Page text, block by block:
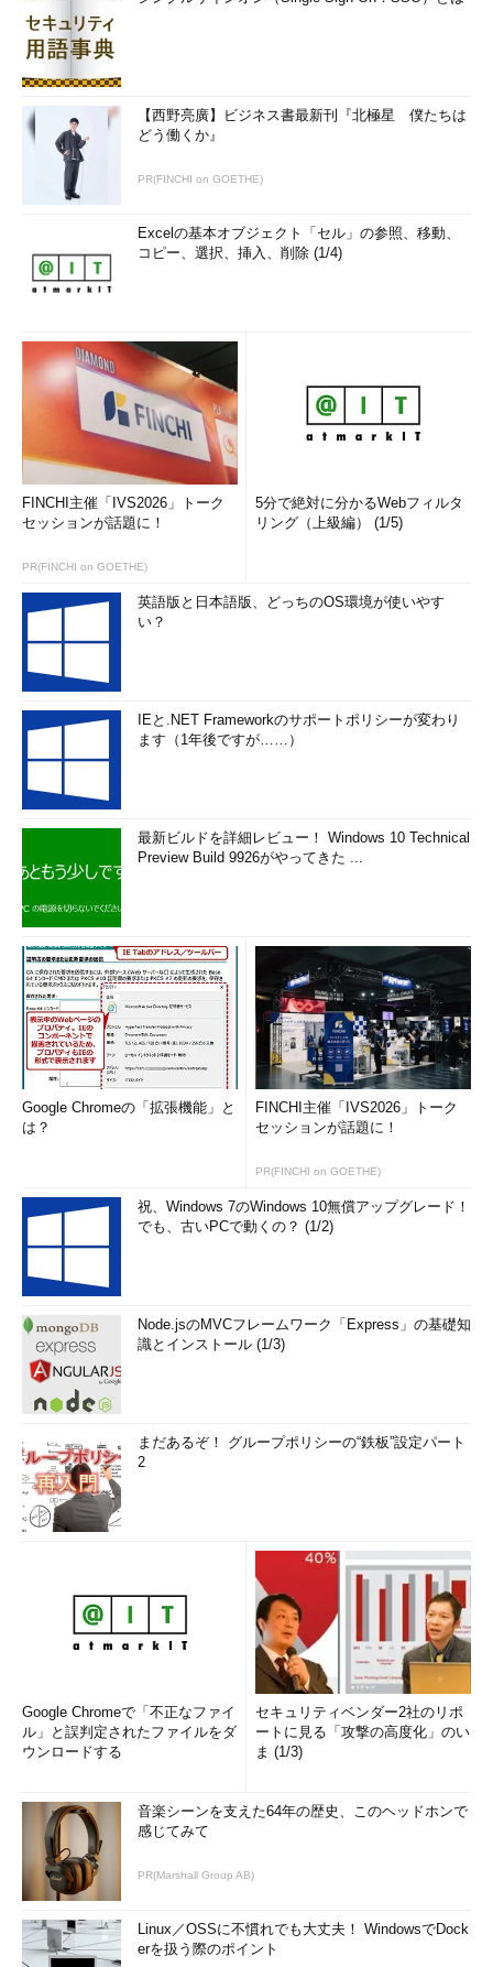
【西野亮廣】ビジネス書最新刊『北極星 僕たちは
どう働くか』
PR(FINCHI on GOETHE)
Excelの基本オブジェクト「セル」の参照、移動、
コピー、選択、挿入、削除 (1/4)
FINCHI主催「IVS2026」トーク
セッションが話題に！
PR(FINCHI on GOETHE)
5分で絶対に分かるWebフィルタ
リング（上級編） (1/5)
英語版と日本語版、どっちのOS環境が使いやす
い？
IEと.NET Frameworkのサポートポリシーが変わり
ます（1年後ですが……）
最新ビルドを詳細レビュー！ Windows 10 Technical
Preview Build 9926がやってきた ...
Google Chromeの「拡張機能」と
は？
FINCHI主催「IVS2026」トーク
セッションが話題に！
PR(FINCHI on GOETHE)
祝、Windows 7のWindows 10無償アップグレード！
でも、古いPCで動くの？ (1/2)
Node.jsのMVCフレームワーク「Express」の基礎知
識とインストール (1/3)
まだあるぞ！ グループポリシーの“鉄板”設定パート
2
Google Chromeで「不正なファイ
ル」と誤判定されたファイルをダ
ウンロードする
セキュリティベンダー2社のリポ
ートに見る「攻撃の高度化」のい
ま (1/3)
音楽シーンを支えた64年の歴史、このヘッドホンで
感じてみて
PR(Marshall Group AB)
Linux／OSSに不慣れでも大丈夫！ WindowsでDock
erを扱う際のポイント